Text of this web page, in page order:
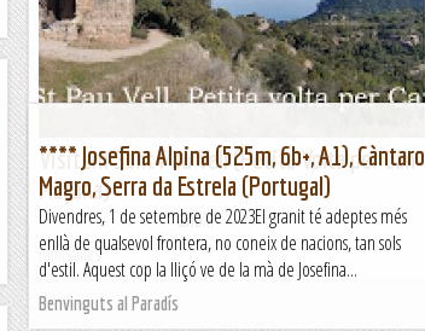
Visitem Sant Pau Vell (Petita Volta per Can
Maçana)
&nb...
Kimisades
**** Josefina Alpina (525m, 6b+, A1), Càntaro
Magro, Serra da Estrela (Portugal)
Divendres, 1 de setembre de 2023El granit té adeptes més
enllà de qualsevol frontera, no coneix de nacions, tan sols
d'estil. Aquest cop la lliçó ve de la mà de Josefina...
Benvinguts al Paradís